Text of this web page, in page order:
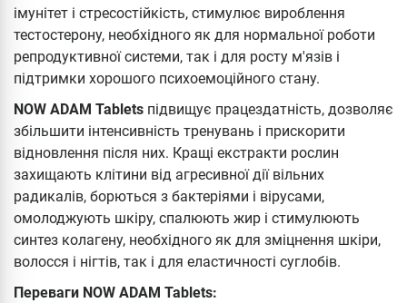
імунітет і стресостійкість, стимулює вироблення
тестостерону, необхідного як для нормальної роботи
репродуктивної системи, так і для росту м'язів і
підтримки хорошого психоемоційного стану.
NOW ADAM Tablets підвищує працездатність, дозволяє
збільшити інтенсивність тренувань і прискорити
відновлення після них. Кращі екстракти рослин
захищають клітини від агресивної дії вільних
радикалів, борються з бактеріями і вірусами,
омолоджують шкіру, спалюють жир і стимулюють
синтез колагену, необхідного як для зміцнення шкіри,
волосся і нігтів, так і для еластичності суглобів.
Переваги NOW ADAM Tablets: